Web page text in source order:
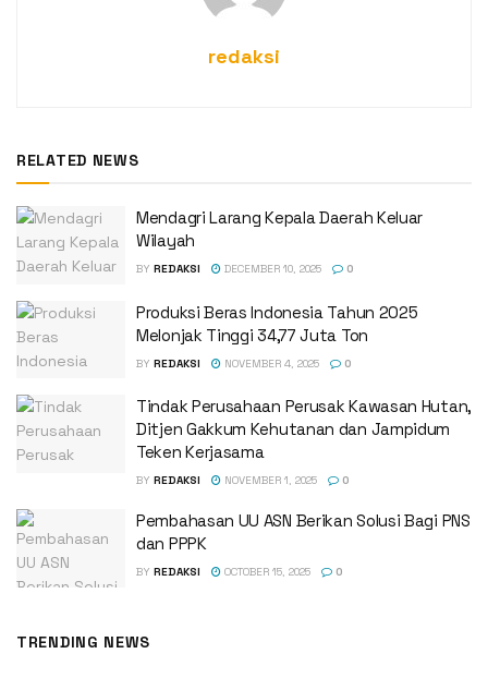
redaksi
RELATED NEWS
Mendagri Larang Kepala Daerah Keluar
Wilayah
BY REDAKSI DECEMBER 10, 2025 0
Produksi Beras Indonesia Tahun 2025
Melonjak Tinggi 34,77 Juta Ton
BY REDAKSI NOVEMBER 4, 2025 0
Tindak Perusahaan Perusak Kawasan Hutan,
Ditjen Gakkum Kehutanan dan Jampidum
Teken Kerjasama
BY REDAKSI NOVEMBER 1, 2025 0
Pembahasan UU ASN Berikan Solusi Bagi PNS
dan PPPK
BY REDAKSI OCTOBER 15, 2025 0
TRENDING NEWS